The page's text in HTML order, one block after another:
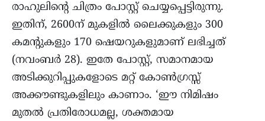
രാഹുലിന്റെ ചിത്രം പോസ്റ്റ് ചെയ്യപ്പെട്ടിരുന്നു.
ഇതിന്, 2600ന് മുകളിൽ ലൈക്കുകളും 300
കമന്റുകളും 170 ഷെയറുകളുമാണ് ലഭിച്ചത്
(നവംബർ 28). ഇതേ പോസ്റ്റ്‌, സമാനമായ
അടിക്കുറിപ്പുകളോടെ മറ്റ് കോൺഗ്രസ്സ്
അക്കൗണ്ടുകളിലും കാണാം. ‘ഈ നിമിഷം
മുതൽ പ്രതിരോധമല്ല, ശക്തമായ